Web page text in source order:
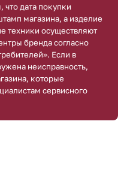
что дата покупки
магазина, а изделие
техники осуществляют
бренда согласно
Если в
неисправность,
которые
сервисного